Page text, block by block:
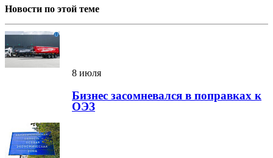
Новости по этой теме
8 июля
Бизнес засомневался в поправках к
ОЭЗ